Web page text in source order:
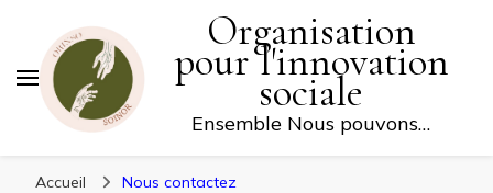
Organisation
pour l'innovation
sociale
Ensemble Nous pouvons…
Accueil Nous contactez
FAITES UN DON